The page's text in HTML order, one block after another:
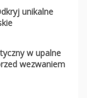
unikalne
w upalne
wezwaniem